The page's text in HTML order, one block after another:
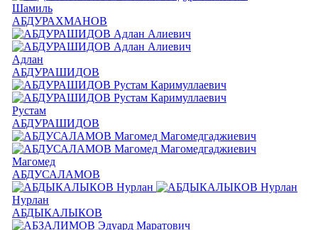
Шамиль
АБДУРАХМАНОВ
Адлан
АБДУРАШИДОВ
Рустам
АБДУРАШИДОВ
Магомед
АБДУСАЛАМОВ
Нурлан
АБДЫКАЛЫКОВ